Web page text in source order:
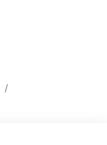
/